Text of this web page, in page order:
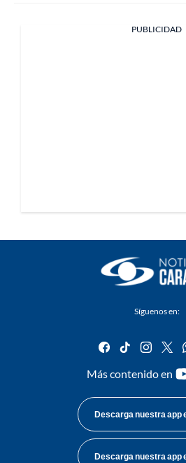
PUBLICIDAD
Síguenos en:
facebook
tiktok
Más contenido en
Descarga nuestra app
Descarga nuestra app